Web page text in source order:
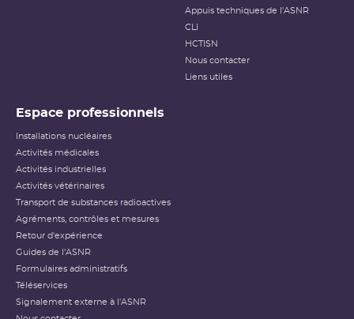
Appuis techniques de l'ASNR
CLI
HCTISN
Nous contacter
Liens utiles
Espace professionnels
Installations nucléaires
Activités médicales
Activités industrielles
Activités vétérinaires
Transport de substances radioactives
Agréments, contrôles et mesures
Retour d'expérience
Guides de l'ASNR
Formulaires administratifs
Téléservices
Signalement externe à l'ASNR